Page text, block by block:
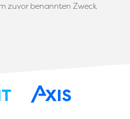
zuvor benannten Zweck